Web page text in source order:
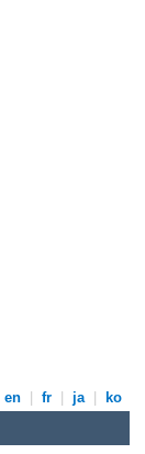
en fr ja ko